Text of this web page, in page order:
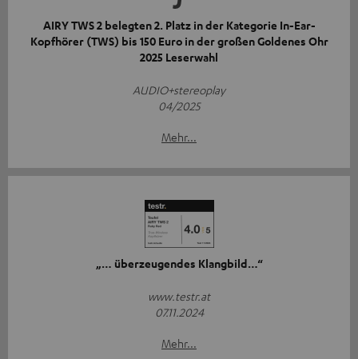
AIRY TWS 2 belegten 2. Platz in der Kategorie In-Ear-
Kopfhörer (TWS) bis 150 Euro in der großen Goldenes Ohr
2025 Leserwahl
AUDIO+stereoplay
04/2025
Mehr...
„… überzeugendes Klangbild…“
www.testr.at
07.11.2024
Mehr...